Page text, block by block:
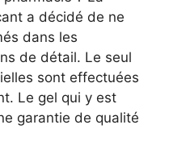
a décidé de ne
dans les
de détail. Le seul
sont effectuées
Le gel qui y est
garantie de qualité